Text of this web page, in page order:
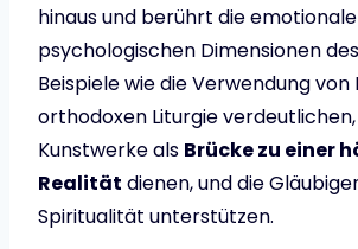
hinaus und berührt die
psychologischen Dimensionen
Beispiele wie die Verwendung von
orthodoxen Liturgie
Kunstwerke als Brücke zu einer
Realität dienen, und die
Spiritualität unterstützen.